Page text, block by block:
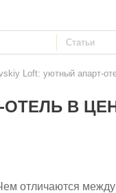
Loft: уютный апарт-
ОТЕЛЬ В
отличаются